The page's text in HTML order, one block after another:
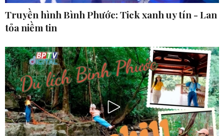
Truyền hình Bình Phước: Tick xanh uy tín - Lan
tỏa niềm tin